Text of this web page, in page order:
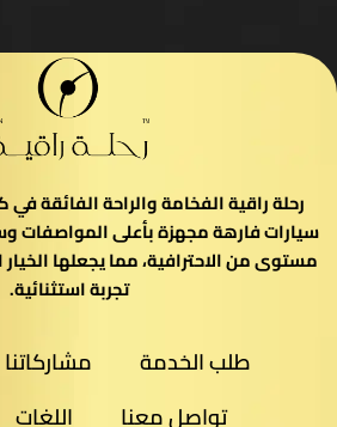
رحلة راقية الفخامة والراحة الفائقة
سيارات فارهة مجهزة بأعلى المواصفات
مستوى من الاحترافية، مما يجعلها
تجربة استثنائية.
طلب الخدمة مشاركاتنا
تواصل معنا
اللغات